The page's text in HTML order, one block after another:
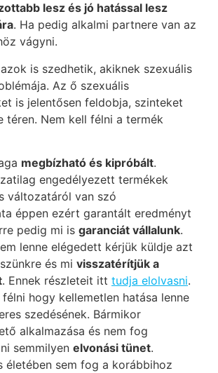
lesz és jó hatással lesz
. Ha pedig alkalmi partnere van az
vágyni.
is szedhetik, akiknek szexuális
Az ő szexuális
is jelentősen feldobja, szinteket
téren. Nem kell félni a termék
megbízható és kipróbált.
engedélyezett termékek
változatáról van szó
éppen ezért garantált eredményt
pedig mi is garanciát vállalunk.
lenne elégedett kérjük küldje azt
és mi visszatérítjük a
. Ennek részleteit itt tudja elolvasni.
hogy kellemetlen hatása lenne
szedésének. Bármikor
alkalmazása és nem fog
semmilyen elvonási tünet.
életében sem fog a korábbihoz